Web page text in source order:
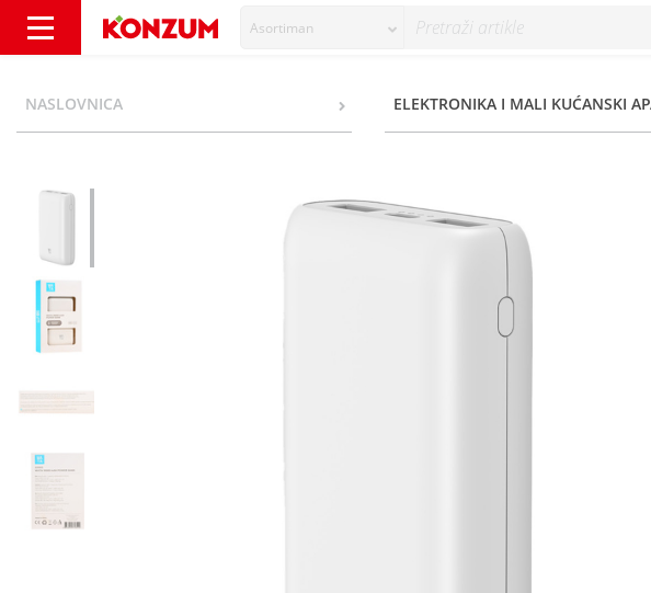
Asortiman
NASLOVNICA ELEKTRONIKA I MALI KUĆANSKI